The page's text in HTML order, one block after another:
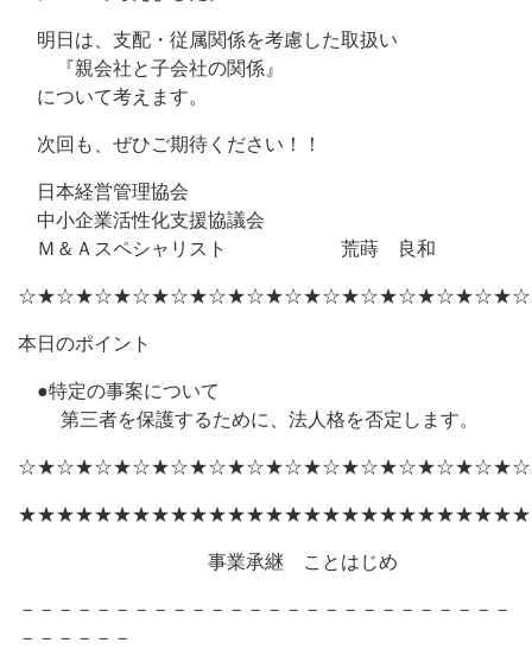
明日は、支配・従属関係を考慮した取扱い
『親会社と子会社の関係』
について考えます。
次回も、ぜひご期待ください！！
日本経営管理協会
中小企業活性化支援協議会
Ｍ＆Ａスペシャリスト 荒蒔 良和
本日のポイント
●特定の事案について
第三者を保護するために、法人格を否定します。
事業承継 ことはじめ
－－－－－－－－－－－－－－－－－－－－－－－－－－
－－－－－－